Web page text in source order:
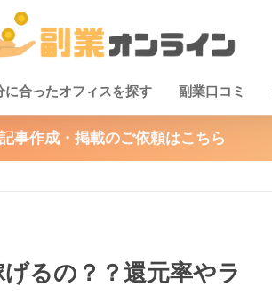
に合ったオフィスを探す 副業口コミ
記事作成・掲載のご依頼はこちら
るの？？還元率やラ